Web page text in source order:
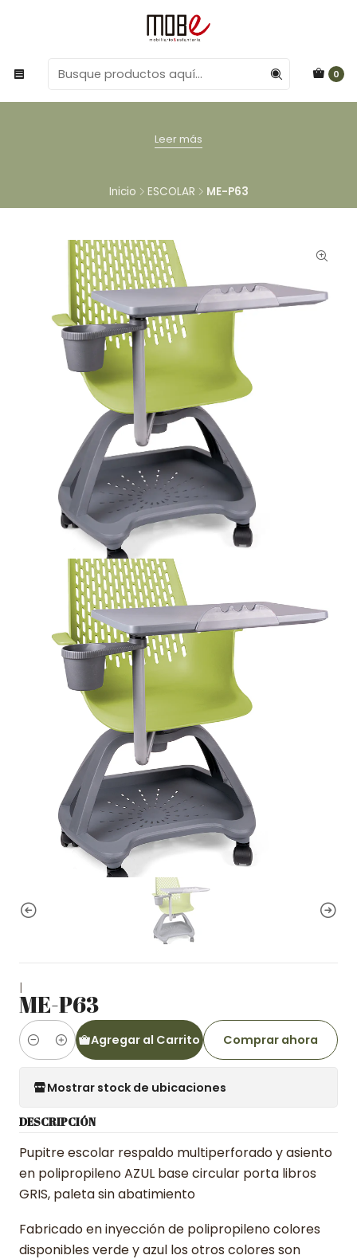
0
Leer más
Inicio ESCOLAR ME-P63
|
ME-P63
Cantidad
Agregar al Carrito Comprar ahora
Mostrar stock de ubicaciones
DESCRIPCIÓN
Pupitre escolar respaldo multiperforado y asiento
en polipropileno AZUL base circular porta libros
GRIS, paleta sin abatimiento
Fabricado en inyección de polipropileno colores
disponibles verde y azul los otros colores son